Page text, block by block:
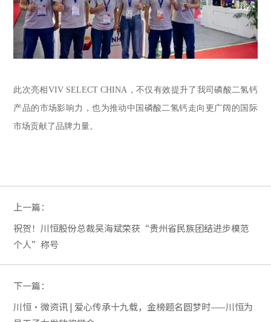
此次亮相VIV SELECT CHINA，不仅有效提升了我司磷酸二氢钙
产品的市场影响力，也为推动中国磷酸二氢钙走向更广阔的国际
市场贡献了品牌力量。
上一篇：
祝贺！川恒股份总裁吴海斌荣获“贵州省民族团结进步模范
个人”称号
下一篇：
川恒·微资讯 | 爱心传承十九载，金榜题名圆梦时——川恒为